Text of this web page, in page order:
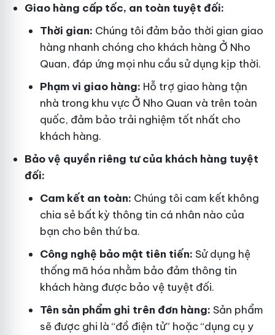
Giao hàng cấp tốc, an toàn tuyệt đối:
Thời gian: Chúng tôi đảm bảo thời gian giao
hàng nhanh chóng cho khách hàng Ở Nho
Quan, đáp ứng mọi nhu cầu sử dụng kịp thời.
Phạm vi giao hàng: Hỗ trợ giao hàng tận
nhà trong khu vực Ở Nho Quan và trên toàn
quốc, đảm bảo trải nghiệm tốt nhất cho
khách hàng.
Bảo vệ quyền riêng tư của khách hàng tuyệt
đối:
Cam kết an toàn: Chúng tôi cam kết không
chia sẻ bất kỳ thông tin cá nhân nào của
bạn cho bên thứ ba.
Công nghệ bảo mật tiên tiến: Sử dụng hệ
thống mã hóa nhằm bảo đảm thông tin
khách hàng được bảo vệ tuyệt đối.
Tên sản phẩm ghi trên đơn hàng: Sản phẩm
sẽ được ghi là “đồ điện tử” hoặc “dụng cụ y